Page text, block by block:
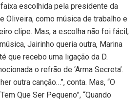
faixa escolhida pela presidente da
Oliveira, como música de trabalho e
clipe. Mas, a escolha não foi fácil,
Jairinho queria outra, Marina
que recebo uma ligação da D.
o refrão de ‘Arma Secreta’.
outra canção…”, conta. Mas, “O
Que Ser Pequeno”, “Quando